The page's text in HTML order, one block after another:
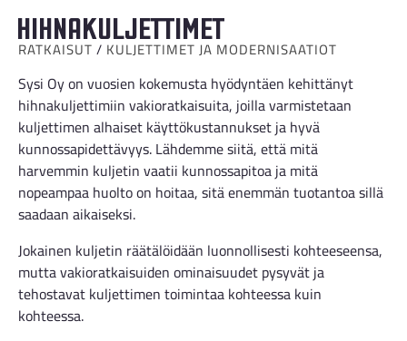
Hihnakuljettimet
RATKAISUT/ KULJETTIMET JA MODERNISAATIOT
Sysi Oy on vuosien kokemusta hyödyntäen kehittänyt
hihnakuljettimiin vakioratkaisuita, joilla varmistetaan
kuljettimen alhaiset käyttökustannukset ja hyvä
kunnossapidettävyys. Lähdemme siitä, että mitä
harvemmin kuljetin vaatii kunnossapitoa ja mitä
nopeampaa huolto on hoitaa, sitä enemmän tuotantoa sillä
saadaan aikaiseksi.
Jokainen kuljetin räätälöidään luonnollisesti kohteeseensa,
mutta vakioratkaisuiden ominaisuudet pysyvät ja
tehostavat kuljettimen toimintaa kohteessa kuin
kohteessa.